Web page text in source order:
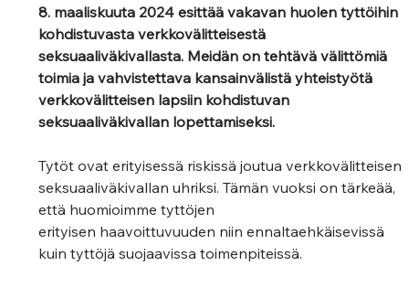
8. maaliskuuta 2024 esittää vakavan huolen tyttöihin
kohdistuvasta verkkovälitteisestä
seksuaaliväkivallasta. Meidän on tehtävä välittömiä
toimia ja vahvistettava kansainvälistä yhteistyötä
verkkovälitteisen lapsiin kohdistuvan
seksuaaliväkivallan lopettamiseksi.
Tytöt ovat erityisessä riskissä joutua verkkovälitteisen
seksuaaliväkivallan uhriksi. Tämän vuoksi on tärkeää,
että huomioimme tyttöjen
erityisen haavoittuvuuden niin ennaltaehkäisevissä
kuin tyttöjä suojaavissa toimenpiteissä.